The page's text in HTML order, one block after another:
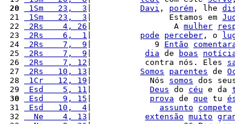
20
1Sm   23,  3 Davi , porém , lhe
21
1Sm   23,  3 |                Estamos em
22
2Rs    4, 26 |                 A mulher
23
2Rs    6,  1 pode perceber , o
24
2Rs    7,  9 |             9 Então
25
2Rs    7,  9 dia de boas
26
2Rs    7, 12 |           contra nós. Eles
27
2Rs   10, 13 Somos parentes de
28
1Cr   12, 19 |            Nós somos dos
29
Esd    5, 11 Deus do céu e da
30
Esd    9, 15 prova de que tu
31
Esd   10,  4 assunto compete
32
  Ne    4, 13
extensão muito